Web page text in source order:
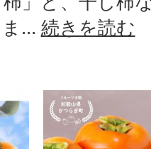
... 続きを読む